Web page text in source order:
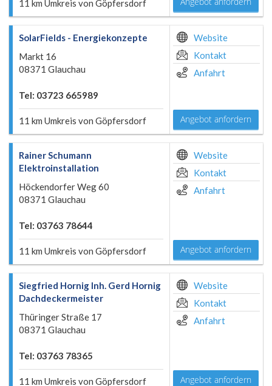
11 km Umkreis von Göpfersdorf
SolarFields - Energiekonzepte
Markt 16
08371 Glauchau
Tel: 03723 665989
11 km Umkreis von Göpfersdorf
Website
Kontakt
Anfahrt
Angebot anfordern
Rainer Schumann
Elektroinstallation
Höckendorfer Weg 60
08371 Glauchau
Tel: 03763 78644
11 km Umkreis von Göpfersdorf
Website
Kontakt
Anfahrt
Angebot anfordern
Siegfried Hornig Inh. Gerd Hornig
Dachdeckermeister
Thüringer Straße 17
08371 Glauchau
Tel: 03763 78365
11 km Umkreis von Göpfersdorf
Website
Kontakt
Anfahrt
Angebot anfordern